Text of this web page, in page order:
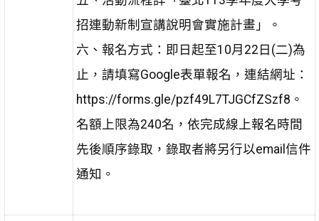
招連動新制宣講說明會實施計畫」。
六、報名方式：即日起至10月22日(二)為
止，請填寫Google表單報名，連結網址：
https://forms.gle/pzf49L7TJGCfZSzf8。
名額上限為240名，依完成線上報名時間
先後順序錄取，錄取者將另行以email信件
通知。